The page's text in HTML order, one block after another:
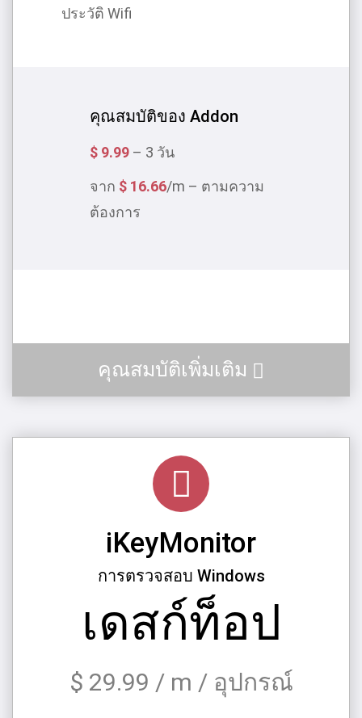
ประวัติ Wifi
คุณสมบัติของ Addon
$ 9.99 – 3 วัน
จาก $ 16.66/m – ตามความ
ต้องการ
คุณสมบัติเพิ่มเติม
iKeyMonitor
การตรวจสอบ Windows
เดสก์ท็อป
$ 29.99 / m / อุปกรณ์